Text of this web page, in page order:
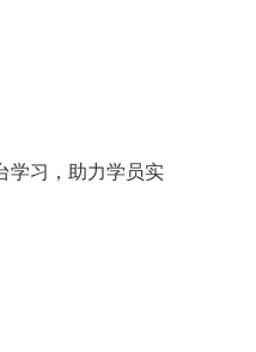
学习，助力学员实